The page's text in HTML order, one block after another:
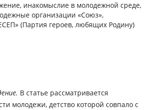
инакомыслие в молодежной среде,
организации «Союз»,
(Партия героев, любящих Родину)
В статье рассматривается
молодежи, детство которой совпало с